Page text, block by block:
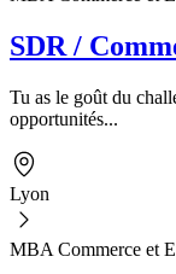
SDR /
Tu as le goût du
opportunités...
Lyon
MBA Commerce et